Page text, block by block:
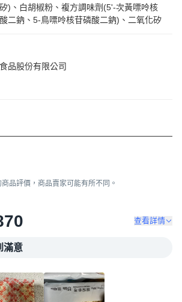
)、白胡椒粉、複方調味劑(5'-次黃嘌呤核
二鈉、5-鳥嘌呤核苷磷酸二鈉)、二氧化矽
品股份有限公司
品評價，商品賣家可能有所不同。
查看詳情
滿意